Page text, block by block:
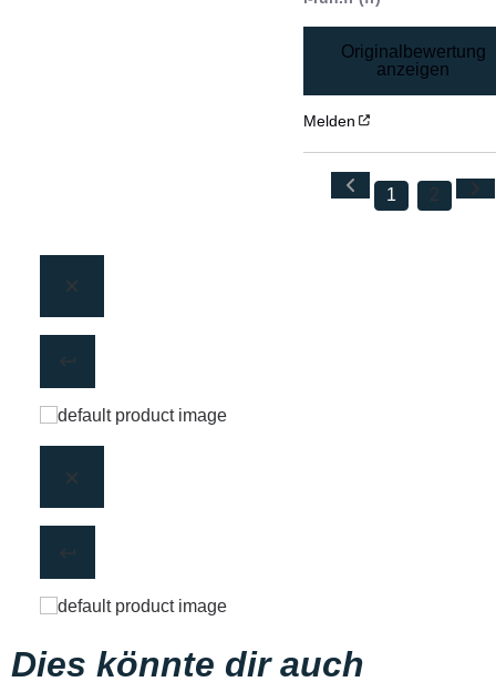
Originalbewertung
anzeigen
Melden
1 2
Dies könnte dir auch